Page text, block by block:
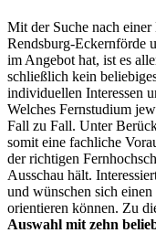
Mit der Suche nach
Rendsburg-Eckernförde
im Angebot hat, ist es
schließlich kein
individuellen Interessen
Welches Fernstudium
Fall zu Fall. Unter
somit eine fachliche
der richtigen
Ausschau hält.
und wünschen sich
orientieren können. Zu
Auswahl mit zehn